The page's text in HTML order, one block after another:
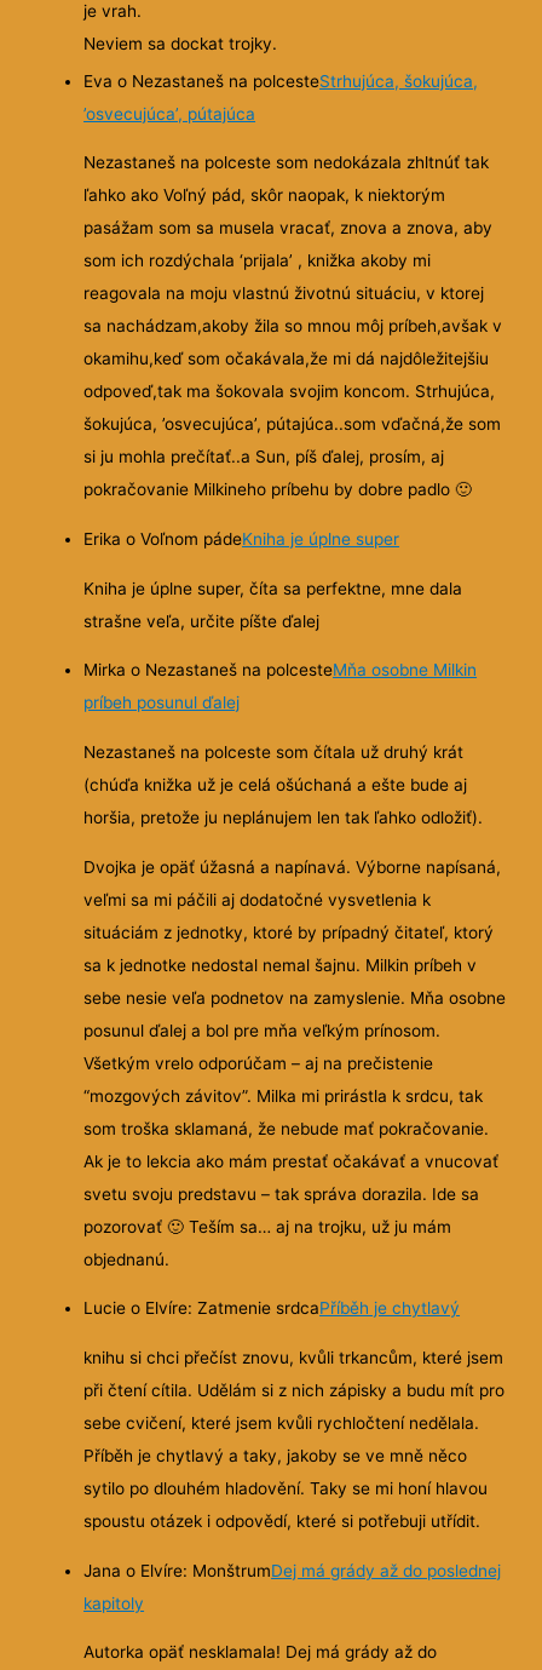
je vrah.
Neviem sa dockat trojky.
Eva o Nezastaneš na polcesteStrhujúca, šokujúca,
’osvecujúca’, pútajúca
Nezastaneš na polceste som nedokázala zhltnúť tak
ľahko ako Voľný pád, skôr naopak, k niektorým
pasážam som sa musela vracať, znova a znova, aby
som ich rozdýchala ‘prijala’ , knižkaakoby mi
reagovala na moju vlastnú životnú situáciu, v ktorej
sa nachádzam,akoby žila so mnou môj príbeh,avšak v
okamihu,keď som očakávala,že mi dá najdôležitejšiu
odpoveď,tak ma šokovala svojim koncom. Strhujúca,
šokujúca, ’osvecujúca’, pútajúca..som vďačná,že som
si ju mohla prečítať..a Sun, píš ďalej, prosím, aj
pokračovanie Milkineho príbehu by dobre padlo🙂
Erika o Voľnom pádeKniha je úplne super
Kniha je úplne super, číta sa perfektne, mne dala
strašne veľa, určite píšte ďalej
Mirka o Nezastaneš na polcesteMňa osobne Milkin
príbeh posunul ďalej
Nezastaneš na polceste som čítala už druhý krát
(chúďa knižka už je celá ošúchaná a ešte bude aj
horšia, pretože ju neplánujem len tak ľahko odložiť).
Dvojka je opäť úžasná a napínavá. Výborne napísaná,
veľmi sa mi páčili aj dodatočné vysvetlenia k
situáciám z jednotky, ktoré by prípadný čitateľ, ktorý
sa k jednotke nedostal nemal šajnu. Milkin príbeh v
sebe nesie veľa podnetov na zamyslenie. Mňa osobne
posunul ďalej a bol pre mňa veľkým prínosom.
Všetkým vrelo odporúčam – aj na prečistenie
“mozgových závitov”. Milka mi prirástla k srdcu, tak
som troška sklamaná, že nebude mať pokračovanie.
Ak je to lekcia ako mám prestať očakávať a vnucovať
svetu svoju predstavu – tak správa dorazila. Ide sa
pozorovať🙂 Teším sa… aj na trojku, už ju mám
objednanú.
Lucie o Elvíre: Zatmenie srdcaPříběh je chytlavý
knihu si chci přečíst znovu, kvůli trkancům, které jsem
při čtení cítila. Udělám si z nich zápisky a budu mít pro
sebe cvičení, které jsem kvůli rychločtení nedělala.
Příběh je chytlavý a taky, jakoby se ve mně něco
sytilo po dlouhém hladovění. Taky se mi honí hlavou
spoustu otázek i odpovědí, které si potřebuji utřídit.
Jana o Elvíre: MonštrumDej má grády až do poslednej
kapitoly
Autorka opäť nesklamala! Dej má grády až do